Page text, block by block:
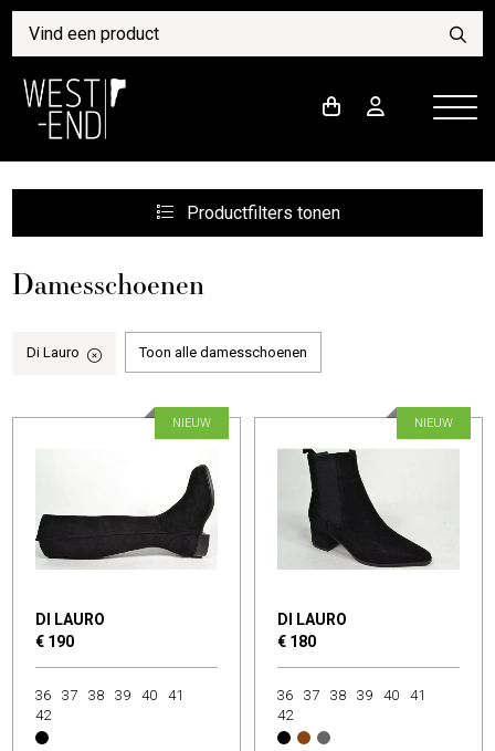
Productfilters tonen
Damesschoenen
Di Lauro Toon alle damesschoenen
DI LAURO
€ 190
NIEUW
36 37 38 39 40
41
42
DI LAURO
€ 180
NIEUW
36 37 38 39 40
41
42